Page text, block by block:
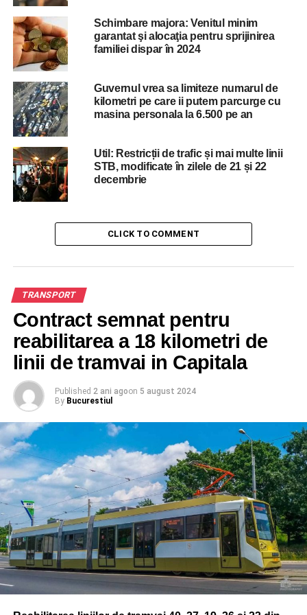
DON'T MISS
Dati mai departe sa vada si Firea! Bucurestiul
este CEA MAI AGLOMERATA capitala din Europa
si suntem pe locul 3 IN LUME la trafic!
Schimbare majora: Venitul minim
garantat şi alocaţia pentru sprijinirea
familiei dispar în 2024
Guvernul vrea sa limiteze numarul de
kilometri pe care ii putem parcurge cu
masina personala la 6.500 pe an
Util: Restricții de trafic și mai multe linii
STB, modificate în zilele de 21 și 22
decembrie
CLICK TO COMMENT
TRANSPORT
Contract semnat pentru
reabilitarea a 18 kilometri de
linii de tramvai in Capitala
Published 2 ani agoon 5 august 2024
By Bucurestiul